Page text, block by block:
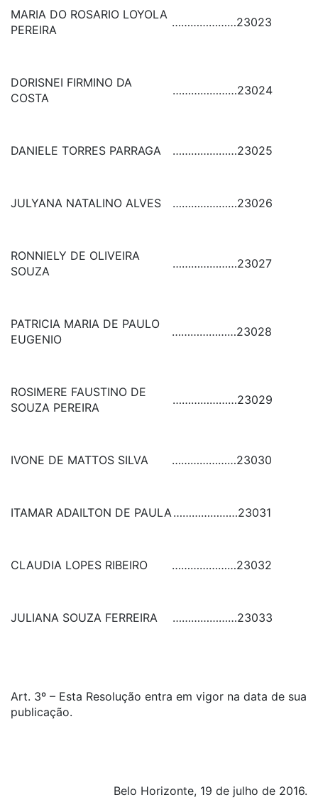
MARIA DO ROSARIO LOYOLA
PEREIRA
…………………23023
DORISNEI FIRMINO DA
COSTA
…………………23024
DANIELE TORRES PARRAGA …………………23025
JULYANA NATALINO ALVES …………………23026
RONNIELY DE OLIVEIRA
SOUZA
…………………23027
PATRICIA MARIA DE PAULO
EUGENIO
…………………23028
ROSIMERE FAUSTINO DE
SOUZA PEREIRA
…………………23029
IVONE DE MATTOS SILVA …………………23030
ITAMAR ADAILTON DE PAULA…………………23031
CLAUDIA LOPES RIBEIRO …………………23032
JULIANA SOUZA FERREIRA …………………23033
Art. 3º – Esta Resolução entra em vigor na data de sua
publicação.
Belo Horizonte, 19 de julho de 2016.